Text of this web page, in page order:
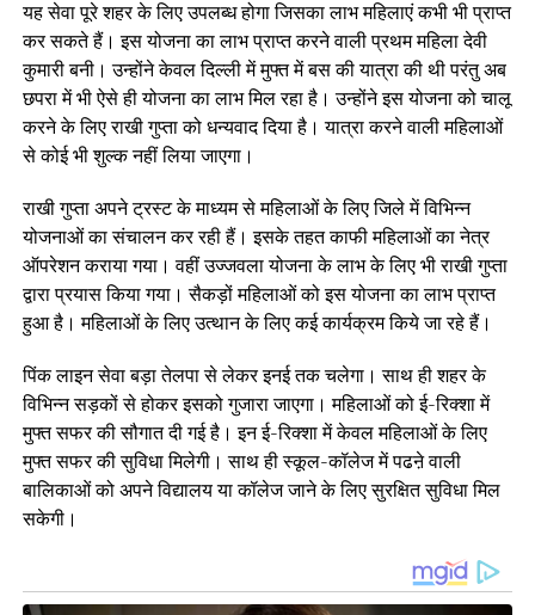
यह सेवा पूरे शहर के लिए उपलब्ध होगा जिसका लाभ महिलाएं कभी भी प्राप्त
कर सकते हैं। इस योजना का लाभ प्राप्त करने वाली प्रथम महिला देवी
कुमारी बनी। उन्होंने केवल दिल्ली में मुफ्त में बस की यात्रा की थी परंतु अब
छपरा में भी ऐसे ही योजना का लाभ मिल रहा है। उन्होंने इस योजना को चालू
करने के लिए राखी गुप्ता को धन्यवाद दिया है। यात्रा करने वाली महिलाओं
से कोई भी शुल्क नहीं लिया जाएगा।
राखी गुप्ता अपने ट्रस्ट के माध्यम से महिलाओं के लिए जिले में विभिन्न
योजनाओं का संचालन कर रही हैं। इसके तहत काफी महिलाओं का नेत्र
ऑपरेशन कराया गया। वहीं उज्जवला योजना के लाभ के लिए भी राखी गुप्ता
द्वारा प्रयास किया गया। सैकड़ों महिलाओं को इस योजना का लाभ प्राप्त
हुआ है। महिलाओं के लिए उत्थान के लिए कई कार्यक्रम किये जा रहे हैं।
पिंक लाइन सेवा बड़ा तेलपा से लेकर इनई तक चलेगा। साथ ही शहर के
विभिन्न सड़कों से होकर इसको गुजारा जाएगा। महिलाओं को ई-रिक्शा में
मुफ्त सफर की सौगात दी गई है। इन ई-रिक्शा में केवल महिलाओं के लिए
मुफ्त सफर की सुविधा मिलेगी। साथ ही स्कूल-कॉलेज में पढऩे वाली
बालिकाओं को अपने विद्यालय या कॉलेज जाने के लिए सुरक्षित सुविधा मिल
सकेगी।